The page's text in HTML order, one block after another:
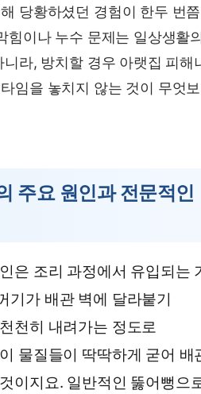
당황하셨던 경험이 한두 번
힘이나 누수 문제는 일상생활
라, 방치할 경우 아랫집 피해
임을 놓치지 않는 것이 무엇
주요 원인과 전문적인
은 조리 과정에서 유입되는
기가 배관 벽에 달라붙기
천히 내려가는 정도로
물질들이 딱딱하게 굳어 배
이지요. 일반적인 뚫어뻥으